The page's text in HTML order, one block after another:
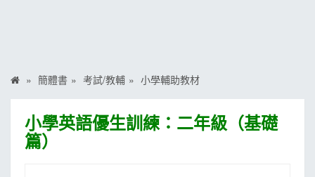
簡體書 考試/教輔 小學輔助教材
小學英語優生訓練：二年級（基礎
篇）